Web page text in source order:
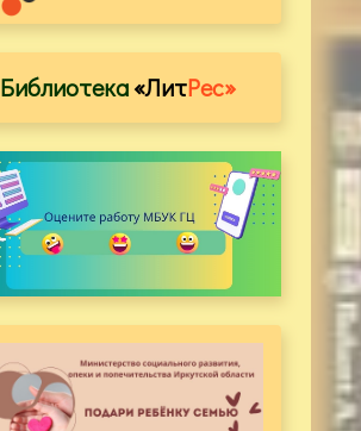
Библиотека«ЛитРес»